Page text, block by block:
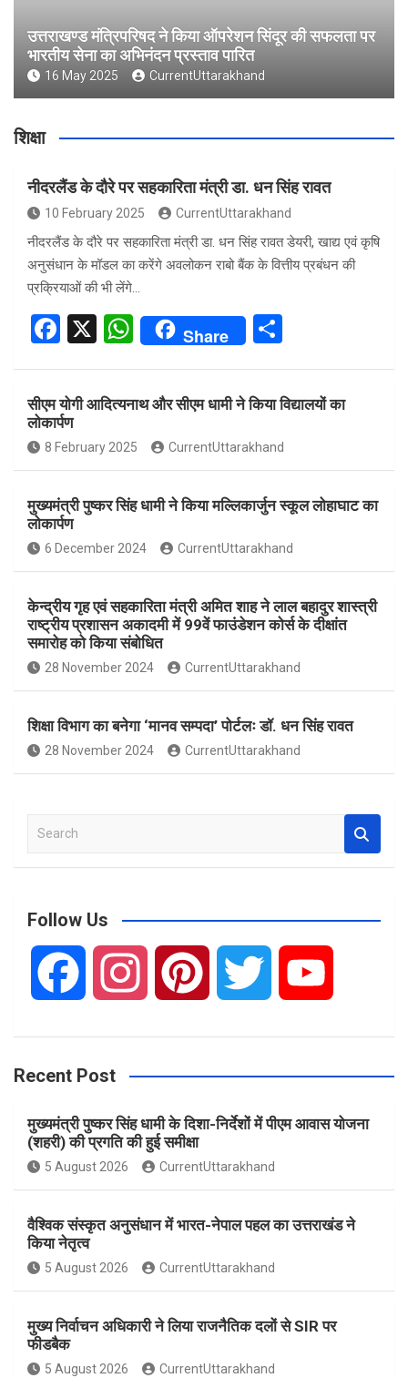
उत्तराखण्ड मंत्रिपरिषद ने किया ऑपरेशन सिंदूर की सफलता पर
भारतीय सेना का अभिनंदन प्रस्ताव पारित
16 May 2025 CurrentUttarakhand
शिक्षा
नीदरलैंड के दौरे पर सहकारिता मंत्री डा. धन सिंह रावत
10 February 2025 CurrentUttarakhand
नीदरलैंड के दौरे पर सहकारिता मंत्री डा. धन सिंह रावत डेयरी, खाद्य एवं कृषि
अनुसंधान के मॉडल का करेंगे अवलोकन राबो बैंक के वित्तीय प्रबंधन की
प्रक्रियाओं की भी लेंगे…
F
ce
b
o
o
k
X
W
s
A
p
p
Share
ar
e
सीएम योगी आदित्यनाथ और सीएम धामी ने किया विद्यालयों का
लोकार्पण
8 February 2025 CurrentUttarakhand
मुख्यमंत्री पुष्कर सिंह धामी ने किया मल्लिकार्जुन स्कूल लोहाघाट का
लोकार्पण
6 December 2024 CurrentUttarakhand
केन्द्रीय गृह एवं सहकारिता मंत्री अमित शाह ने लाल बहादुर शास्त्री
राष्ट्रीय प्रशासन अकादमी में 99वें फाउंडेशन कोर्स के दीक्षांत
समारोह को किया संबोधित
28 November 2024 CurrentUttarakhand
शिक्षा विभाग का बनेगा ‘मानव सम्पदा’ पोर्टलः डॉ. धन सिंह रावत
28 November 2024 CurrentUttarakhand
a
c
Follow Us
c
e
b
o
s
t
a
n
e
i
t
u
u
Recent Post
मुख्यमंत्री पुष्कर सिंह धामी के दिशा-निर्देशों में पीएम आवास योजना
(शहरी) की प्रगति की हुई समीक्षा
5 August 2026 CurrentUttarakhand
वैश्विक संस्कृत अनुसंधान में भारत-नेपाल पहल का उत्तराखंड ने
किया नेतृत्व
5 August 2026 CurrentUttarakhand
मुख्य निर्वाचन अधिकारी ने लिया राजनैतिक दलों से SIR पर
फीडबैक
5 August 2026 CurrentUttarakhand